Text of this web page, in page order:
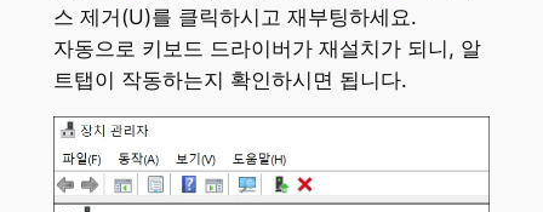
스 제거(U)를 클릭하시고 재부팅하세요.
자동으로 키보드 드라이버가 재설치가 되니, 알
트탭이 작동하는지 확인하시면 됩니다.